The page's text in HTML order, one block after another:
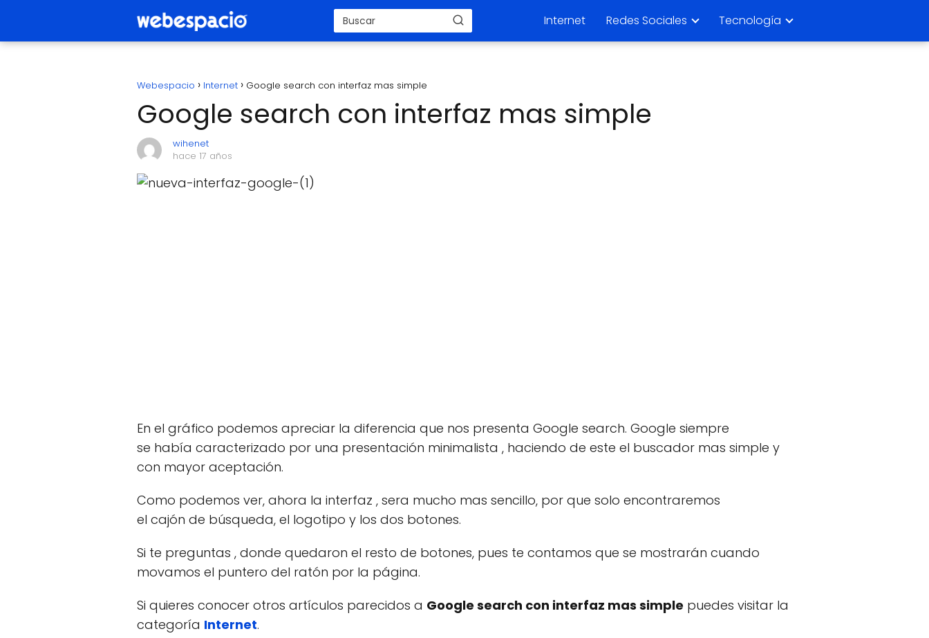
Internet Redes Sociales Tecnología
Webespacio Internet Google search con interfaz mas simple
Google search con interfaz mas simple
wihenet
hace 17 años
En el gráfico podemos apreciar la diferencia que nos presenta Google search. Google siempre
se había caracterizado por una presentación minimalista , haciendo de este el buscador mas simple y
con mayor aceptación.
Como podemos ver, ahora la interfaz , sera mucho mas sencillo, por que solo encontraremos
el cajón de búsqueda, el logotipo y los dos botones.
Si te preguntas , donde quedaron el resto de botones, pues te contamos que se mostrarán cuando
movamos el puntero del ratón por la página.
Si quieres conocer otros artículos parecidos a Google search con interfaz mas simple puedes visitar la
categoría Internet.